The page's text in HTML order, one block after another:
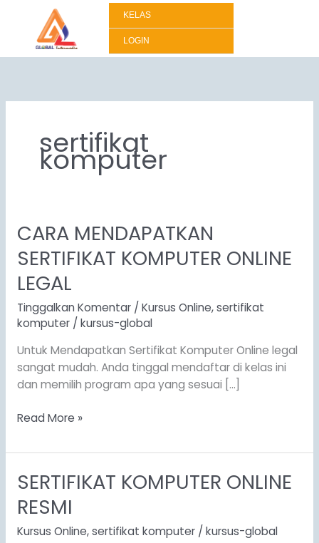
konten
KELAS
LOGIN
sertifikat
komputer
CARA MENDAPATKAN
SERTIFIKAT KOMPUTER ONLINE
LEGAL
Tinggalkan Komentar / Kursus Online,sertifikat
komputer/ kursus-global
Untuk Mendapatkan Sertifikat Komputer Online legal
sangat mudah. Anda tinggal mendaftar di kelas ini
dan memilih program apa yang sesuai […]
CARA
SERTIFIKAT
KOMPUTER
LEGAL
Read More »
SERTIFIKAT KOMPUTER ONLINE
RESMI
Kursus Online,sertifikat komputer/ kursus-global
SERTIFIKAT
ONLINE
RESMI